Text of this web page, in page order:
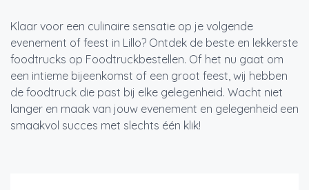
Klaar voor een culinaire sensatie op je volgende
evenement of feest in Lillo? Ontdek de beste en lekkerste
foodtrucks op Foodtruckbestellen. Of het nu gaat om
een intieme bijeenkomst of een groot feest, wij hebben
de foodtruck die past bij elke gelegenheid. Wacht niet
langer en maak van jouw evenement en gelegenheid een
smaakvol succes met slechts één klik!